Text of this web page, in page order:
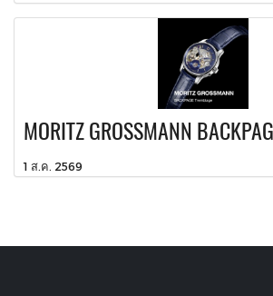
MORITZ GROSSMANN
1 ส.ค. 2569